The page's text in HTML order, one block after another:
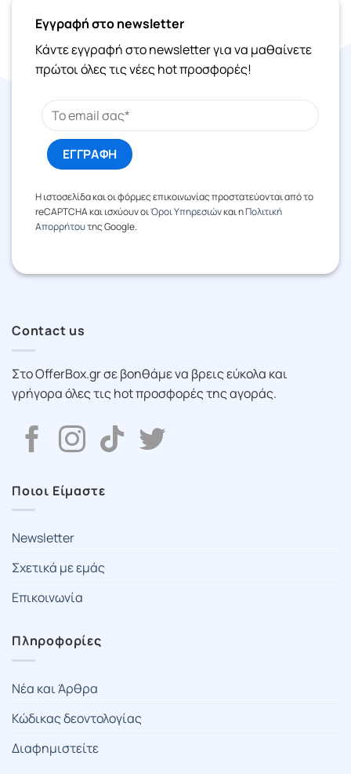
Εγγραφή στο newsletter
Κάντε εγγραφή στο newsletter για να μαθαίνετε
πρώτοι όλες τις νέες hot προσφορές!
Η ιστοσελίδα και οι φόρμες επικοινωνίας προστατεύονται από το
reCAPTCHA και ισχύουν οιΌροι Υπηρεσιώνκαι ηΠολιτική
Απορρήτουτης Google.
Contact us
Στο OfferBox.gr σε βοηθάμε να βρεις εύκολα και
γρήγορα όλες τις hot προσφορές της αγοράς.
Ποιοι Είμαστε
Newsletter
Σχετικά με εμάς
Επικοινωνία
Πληροφορίες
Νέα και Άρθρα
Κώδικας δεοντολογίας
Διαφημιστείτε